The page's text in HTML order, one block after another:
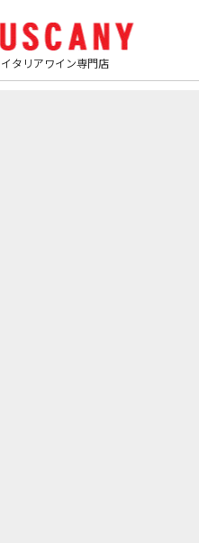
イタリアワイン専門店